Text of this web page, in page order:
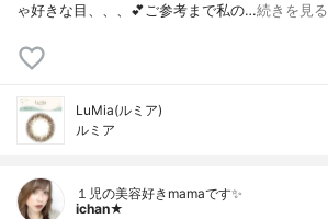
ゃ好きな目、、、💕ご参考まで私の…続きを見る
LuMia(ルミア)
ルミア
１児の美容好きmamaです✨
ichan★